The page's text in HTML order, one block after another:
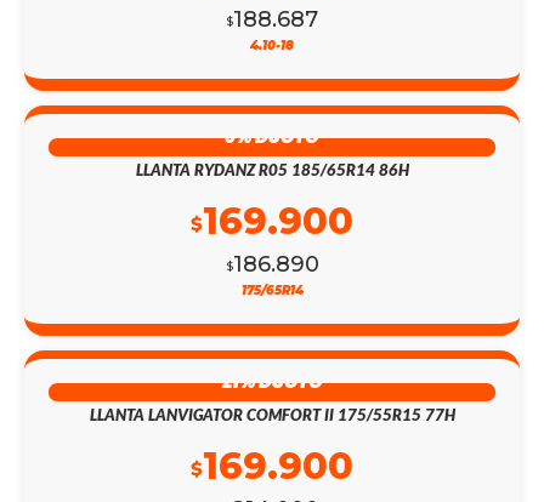
$188.687
4.10-18
9% DSCTO
LLANTA RYDANZ R05 185/65R14 86H
$186.890
$169.900
175/65R14
21% DSCTO
LLANTA LANVIGATOR COMFORT II 175/55R15 77H
$169.900